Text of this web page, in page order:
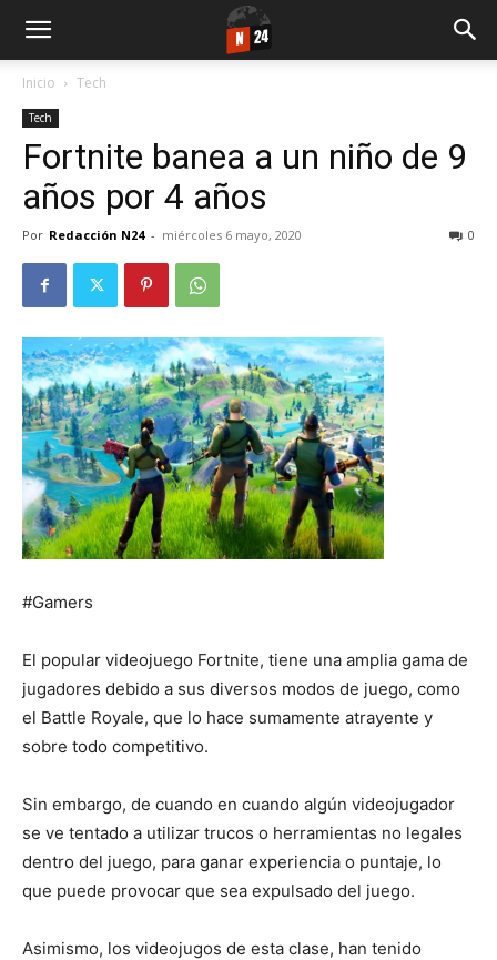
Inicio Tech
Tech
Fortnite banea a un niño de 9
años por 4 años
Por Redacción N24 - miércoles 6 mayo, 2020 0
#Gamers
El popular videojuego Fortnite, tiene una amplia gama de
jugadores debido a sus diversos modos de juego, como
el Battle Royale, que lo hace sumamente atrayente y
sobre todo competitivo.
Sin embargo, de cuando en cuando algún videojugador
se ve tentado a utilizar trucos o herramientas no legales
dentro del juego, para ganar experiencia o puntaje, lo
que puede provocar que sea expulsado del juego.
Asimismo, los videojugos de esta clase, han tenido